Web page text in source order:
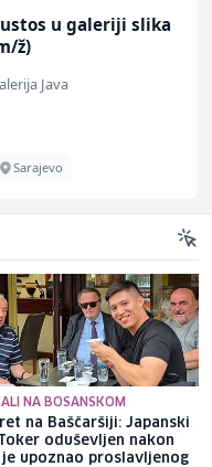
u galeriji slika
ž)
Java
Sarajevo
NA BOSANSKOM
na Baščaršiji: Japanski
oduševljen nakon
upoznao proslavljenog